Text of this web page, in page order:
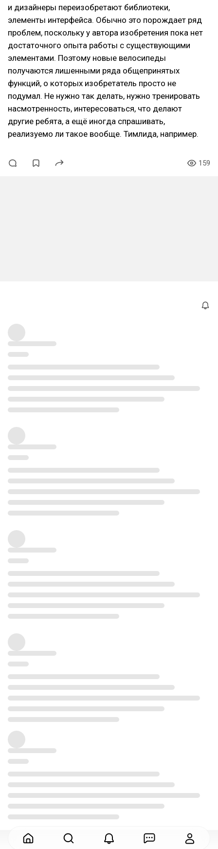
и дизайнеры переизобретают библиотеки,
элементы интерфейса. Обычно это порождает ряд
проблем, поскольку у автора изобретения пока нет
достаточного опыта работы с существующими
элементами. Поэтому новые велосипеды
получаются лишенными ряда общепринятых
функций, о которых изобретатель просто не
подумал. Не нужно так делать, нужно тренировать
насмотренность, интересоваться, что делают
другие ребята, а ещё иногда спрашивать,
реализуемо ли такое вообще. Тимлида, например.
159